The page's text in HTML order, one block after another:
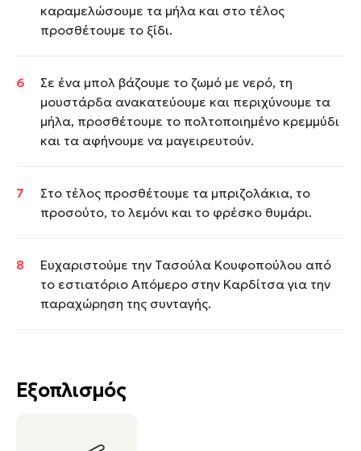
Εξοπλισμός
καραμελώσουμε τα μήλα και στο τέλος
προσθέτουμε το ξίδι.
Σε ένα μπολ βάζουμε το ζωμό με νερό, τη
μουστάρδα ανακατεύουμε και περιχύνουμε τα
μήλα, προσθέτουμε το πολτοποιημένο κρεμμύδι
και τα αφήνουμε να μαγειρευτούν.
Στο τέλος προσθέτουμε τα μπριζολάκια, το
προσούτο, το λεμόνι και το φρέσκο θυμάρι.
Ευχαριστούμε την Τασούλα Κουφοπούλου από
το εστιατόριο Απόμερο στην Καρδίτσα για την
παραχώρηση της συνταγής.